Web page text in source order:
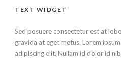
TEXT WIDGET
Sed posuere consectetur est at
gravida at eget metus. Lorem
adipiscing elit. Nullam id dolor id